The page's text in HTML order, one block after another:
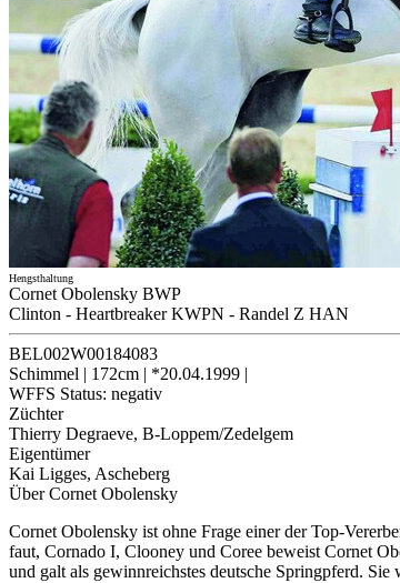
Hengsthaltung
Cornet Obolensky BWP
Clinton - Heartbreaker KWPN - Randel Z HAN
BEL002W00184083
Schimmel | 172cm | *20.04.1999 |
WFFS Status: negativ
Züchter
Thierry Degraeve, B-Loppem/Zedelgem
Eigentümer
Kai Ligges, Ascheberg
Über Cornet Obolensky
Cornet Obolensky ist ohne Frage einer der Top-
faut, Cornado I, Clooney und Coree beweist Cornet
und galt als gewinnreichstes deutsche Springpferd.